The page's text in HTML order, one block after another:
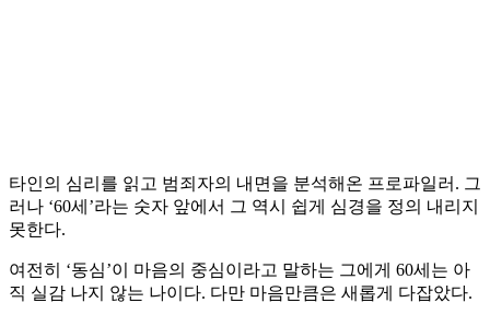
타인의 심리를 읽고 범죄자의 내면을 분석해온 프로파일러. 그
러나 ‘60세’라는 숫자 앞에서 그 역시 쉽게 심경을 정의 내리지
못한다.
여전히 ‘동심’이 마음의 중심이라고 말하는 그에게 60세는 아
직 실감 나지 않는 나이다. 다만 마음만큼은 새롭게 다잡았다.